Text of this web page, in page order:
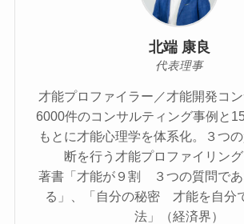
北端 康良
代表理事
才能プロファイラー／才能開発コン
6000件のコンサルティング事例と
もとに才能心理学を体系化。３つ
断を行う才能プロファイリング
著書「才能が９割 ３つの質問で
る」、「自分の秘密 才能を自分
法」（経済界）